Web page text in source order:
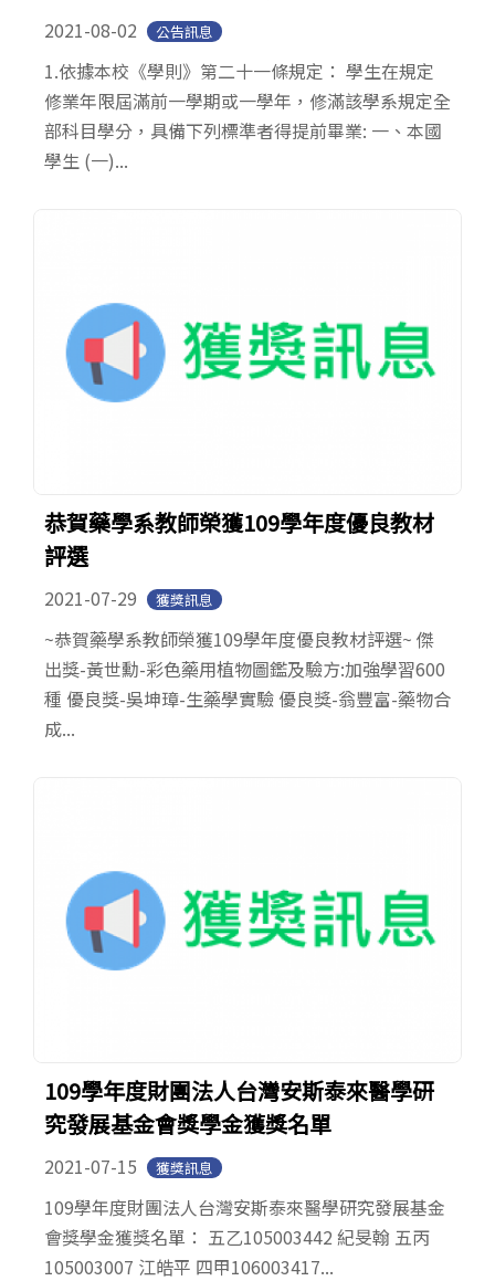
2021-08-02 公告訊息
1.依據本校《學則》第二十一條規定： 學生在規定
修業年限屆滿前一學期或一學年，修滿該學系規定全
部科目學分，具備下列標準者得提前畢業: 一、本國
學生 (一)...
恭賀藥學系教師榮獲109學年度優良教材
評選
2021-07-29 獲獎訊息
~恭賀藥學系教師榮獲109學年度優良教材評選~ 傑
出獎-黃世勳-彩色藥用植物圖鑑及驗方:加強學習600
種 優良獎-吳坤璋-生藥學實驗 優良獎-翁豐富-藥物合
成...
109學年度財團法人台灣安斯泰來醫學研
究發展基金會獎學金獲獎名單
2021-07-15 獲獎訊息
109學年度財團法人台灣安斯泰來醫學研究發展基金
會獎學金獲獎名單： 五乙105003442 紀旻翰 五丙
105003007 江皓平 四甲106003417...